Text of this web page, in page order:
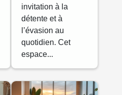
invitation à la
détente et à
l’évasion au
quotidien. Cet
espace...